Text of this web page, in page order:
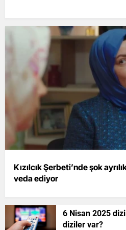
Kızılcık Şerbeti’nde şok
veda ediyor
6 Nisan 2025
diziler var?